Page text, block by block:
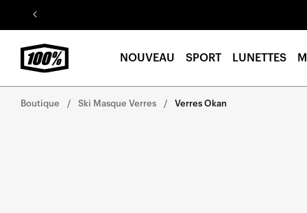
Aller au
contenu
NOUVEAU SPORT LUNETTES
Boutique Ski Masque Verres Verres Okan